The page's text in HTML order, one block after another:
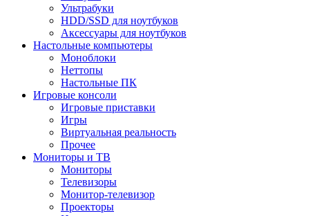
Ультрабуки
HDD/SSD для ноутбуков
Аксессуары для ноутбуков
Настольные компьютеры
Моноблоки
Неттопы
Настольные ПК
Игровые консоли
Игровые приставки
Игры
Виртуальная реальность
Прочее
Мониторы и ТВ
Мониторы
Телевизоры
Монитор-телевизор
Проекторы